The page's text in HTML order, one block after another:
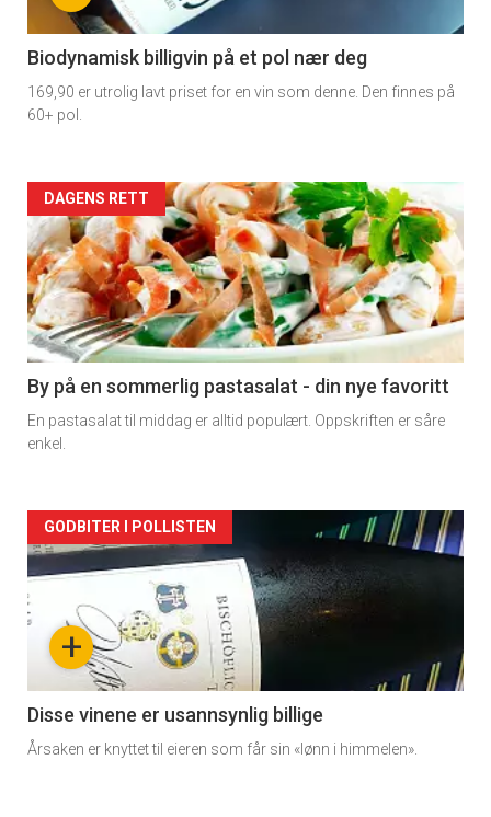
4
Biodynamisk billigvin på et pol nær deg
169,90 er utrolig lavt priset for en vin som denne. Den finnes på
60+ pol.
Forsiden
akkurat
nå
-
5
DAGENS RETT
By på en sommerlig pastasalat - din nye favoritt
En pastasalat til middag er alltid populært. Oppskriften er såre
enkel.
Forsiden
akkurat
nå
6
+
GODBITER I POLLISTEN
Disse vinene er usannsynlig billige
Årsaken er knyttet til eieren som får sin «lønn i himmelen».